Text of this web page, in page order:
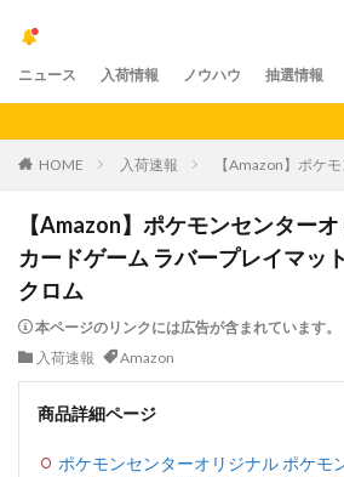
ニュース 入荷情報 ノウハウ 抽選情報
HOME 入荷速報 【Amazon】ポケ
【Amazon】ポケモンセンター
カードゲーム ラバープレイマッ
クロム
本ページのリンクには広告が含まれています。
入荷速報
Amazon
商品詳細ページ
ポケモンセンターオリジナル ポケモ